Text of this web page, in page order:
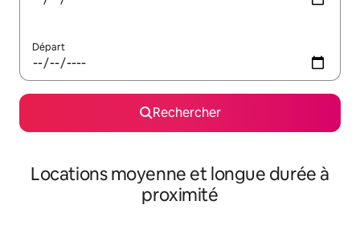
Départ
Rechercher
Locations moyenne et longue durée à
proximité